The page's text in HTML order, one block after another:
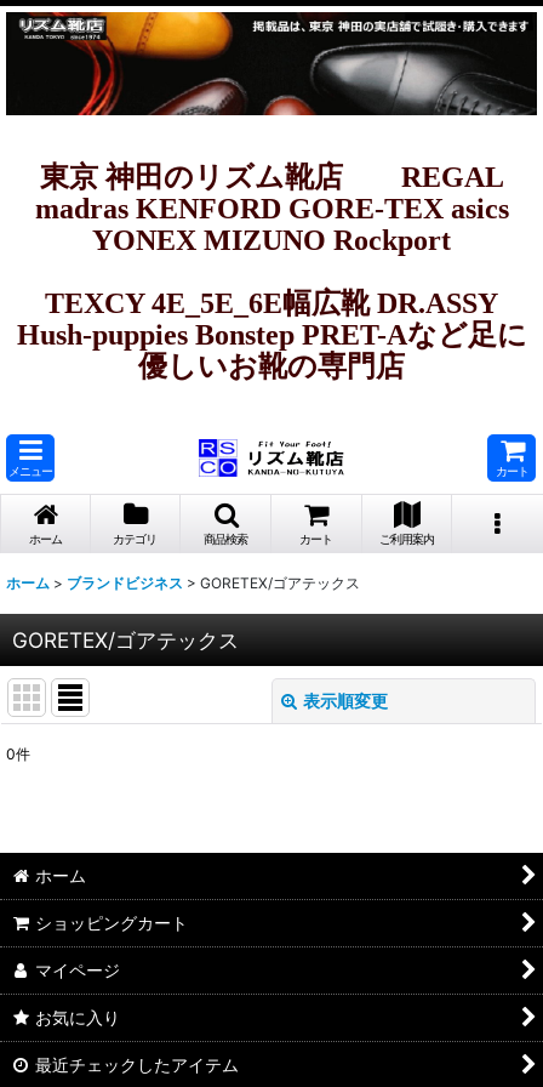
東京 神田のリズム靴店 REGAL
madras KENFORD GORE-TEX asics
YONEX MIZUNO Rockport
TEXCY 4E_5E_6E幅広靴 DR.ASSY
Hush-puppies Bonstep PRET-Aなど足に
優しいお靴の専門店
メニュー カート
ホーム カテゴリ 商品検索 カート ご利用案内
ホーム > ブランドビジネス > GORETEX/ゴアテックス
GORETEX/ゴアテックス
表示順変更
絞り込む
0件
ホーム
ショッピングカート
マイページ
お気に入り
最近チェックしたアイテム